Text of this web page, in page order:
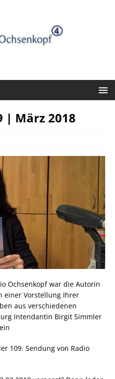
| März 2018
Ochsenkopf war die Autorin
einer Vorstellung Ihrer
aus verschiedenen
Intendantin Birgit Simmler
109. Sendung von Radio